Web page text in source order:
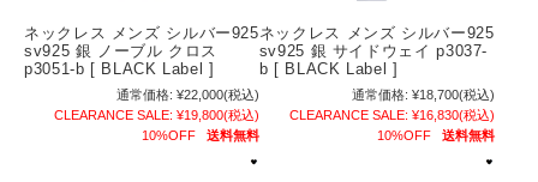
ネックレス メンズ シルバー925
sv925 銀 ノーブル クロス
p3051-b [ BLACK Label ]
通常価格: ¥22,000(税込)
CLEARANCE SALE: ¥19,800(税込)
10%OFF
送料無料
ネックレス メンズ シルバー925
sv925 銀 サイドウェイ p3037-
b [ BLACK Label ]
通常価格: ¥18,700(税込)
CLEARANCE SALE: ¥16,830(税込)
10%OFF
送料無料